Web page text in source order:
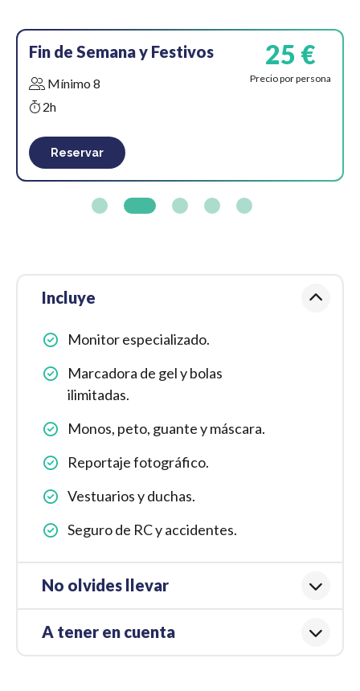
Fin de Semana y Festivos
Mínimo 8
2h
25 €
Precio por persona
Reservar
Incluye
Monitor especializado.
Marcadora de gel y bolas
ilimitadas.
Monos, peto, guante y máscara.
Reportaje fotográfico.
Vestuarios y duchas.
Seguro de RC y accidentes.
No olvides llevar
A tener en cuenta